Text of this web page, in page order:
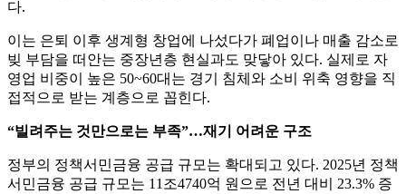
다.
이는 은퇴 이후 생계형 창업에 나섰다가 폐업이나 매출 감소로
빚 부담을 떠안는 중장년층 현실과도 맞닿아 있다. 실제로 자
영업 비중이 높은 50~60대는 경기 침체와 소비 위축 영향을 직
접적으로 받는 계층으로 꼽힌다.
“빌려주는 것만으로는 부족”…재기 어려운 구조
정부의 정책서민금융 공급 규모는 확대되고 있다. 2025년 정책
서민금융 공급 규모는 11조4740억 원으로 전년 대비 23.3% 증